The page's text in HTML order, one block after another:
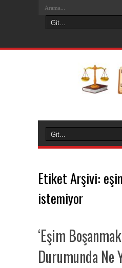
Etiket Arşivi:
istemiyor
‘Eşim
Durumunda Ne